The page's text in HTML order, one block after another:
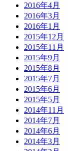
2016年4月
2016年3月
2016年1月
2015年12月
2015年11月
2015年9月
2015年8月
2015年7月
2015年6月
2015年5月
2014年11月
2014年7月
2014年6月
2014年3月